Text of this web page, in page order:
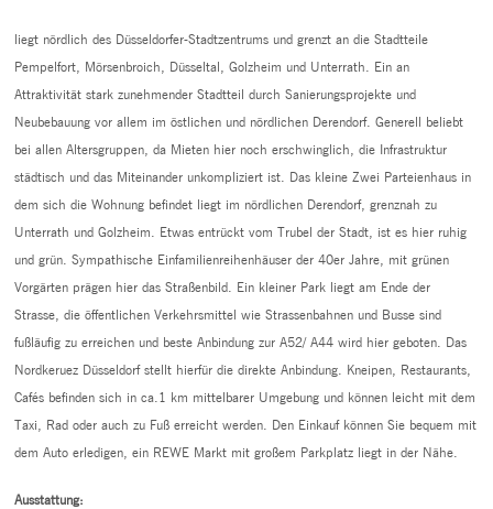
liegt nördlich des Düsseldorfer-Stadtzentrums und grenzt an die Stadtteile
Pempelfort, Mörsenbroich, Düsseltal, Golzheim und Unterrath. Ein an
Attraktivität stark zunehmender Stadtteil durch Sanierungsprojekte und
Neubebauung vor allem im östlichen und nördlichen Derendorf. Generell beliebt
bei allen Altersgruppen, da Mieten hier noch erschwinglich, die Infrastruktur
städtisch und das Miteinander unkompliziert ist. Das kleine Zwei Parteienhaus in
dem sich die Wohnung befindet liegt im nördlichen Derendorf, grenznah zu
Unterrath und Golzheim. Etwas entrückt vom Trubel der Stadt, ist es hier ruhig
und grün. Sympathische Einfamilienreihenhäuser der 40er Jahre, mit grünen
Vorgärten prägen hier das Straßenbild. Ein kleiner Park liegt am Ende der
Strasse, die öffentlichen Verkehrsmittel wie Strassenbahnen und Busse sind
fußläufig zu erreichen und beste Anbindung zur A52/ A44 wird hier geboten. Das
Nordkeruez Düsseldorf stellt hierfür die direkte Anbindung. Kneipen, Restaurants,
Cafés befinden sich in ca.1 km mittelbarer Umgebung und können leicht mit dem
Taxi, Rad oder auch zu Fuß erreicht werden. Den Einkauf können Sie bequem mit
dem Auto erledigen, ein REWE Markt mit großem Parkplatz liegt in der Nähe.
Ausstattung: